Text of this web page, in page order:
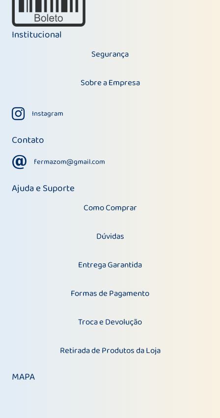
Institucional
Segurança
Sobre a Empresa
InstagramInstagram
Contato
fermazom@gmail.com
fermazom@gmail.com
Ajuda e Suporte
Como Comprar
Dúvidas
Entrega Garantida
Formas de Pagamento
Troca e Devolução
Retirada de Produtos da Loja
MAPA